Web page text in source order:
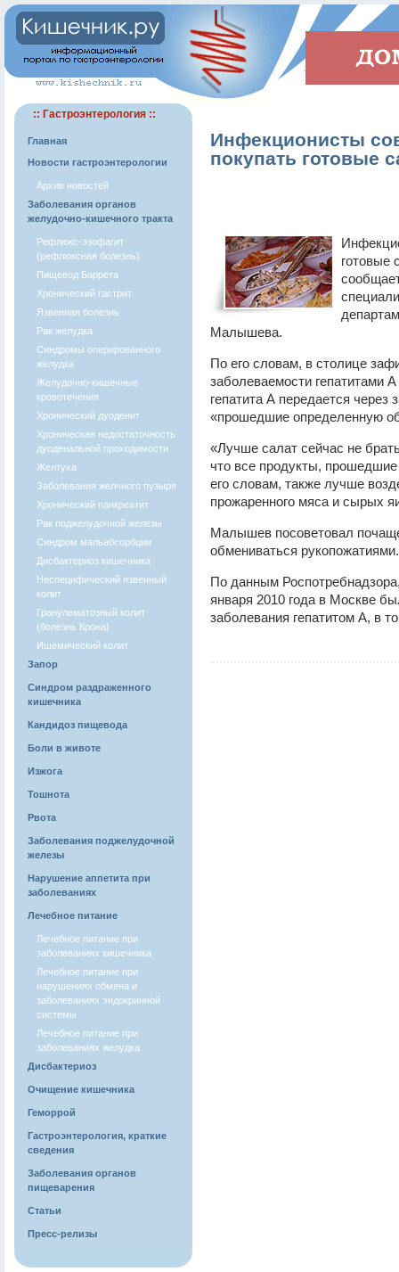
:: Гастроэнтерология ::
Главная
Новости гастроэнтерологии
Архив новостей
Заболевания органов
желудочно-кишечного тракта
Рефлюкс-эзофагит
(рефлюксная болезнь)
Пищевод Баррета
Хронический гастрит
Язвенная болезнь
Рак желудка
Синдромы оперированного
желудка
Желудочно-кишечные
кровотечения
Хронический дуоденит
Хроническая недостаточность
дуоденальной проходимости
Желтуха
Заболевания желчного пузыря
Хронический панкреатит
Рак поджелудочной железы
Синдром мальабсорбции
Дисбактериоз кишечника
Неспецифический язвенный
колит
Гранулематозный колит
(болезнь Крона)
Ишемический колит
Запор
Синдром раздраженного
кишечника
Кандидоз пищевода
Боли в животе
Изжога
Тошнота
Рвота
Заболевания поджелудочной
железы
Нарушение аппетита при
заболеваниях
Лечебное питание
Лечебное питание при
заболеваниях кишечника
Лечебное питание при
нарушениях обмена и
заболеваниях эндокринной
системы
Лечебное питание при
заболеваниях желудка
Дисбактериоз
Очищение кишечника
Геморрой
Гастроэнтерология, краткие
сведения
Заболевания органов
пищеварения
Статьи
Пресс-релизы
Инфекционисты
покупать готовые
готовые
Малышева.
По его словам, в столице
заболеваемости гепатитами
гепатита А передается через
«прошедшие определенную
«Лучше салат сейчас не
что все продукты,
его словам, также лучше
прожаренного мяса и сырых
Малышев посоветовал
обмениваться рукопожатиями.
По данным
января 2010 года в Москве
заболевания гепатитом А, в